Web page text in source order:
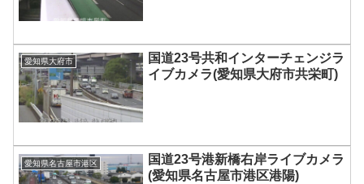
愛知県大府市
国道23号共和インターチェンジラ
イブカメラ(愛知県大府市共栄町)
愛知県名古屋市港区
国道23号港新橋右岸ライブカメラ
(愛知県名古屋市港区港陽)